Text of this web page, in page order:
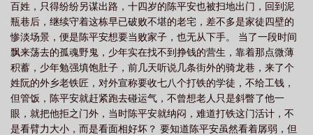
百姓，只得纷纷另谋出路，十四岁的陈平安也被扫地出门，回到泥
瓶巷后，继续守着这栋早已破败不堪的老宅，差不多是家徒四壁的
惨淡场景，便是陈平安想要当败家子，也无从下手。 当了一段时间
飘来荡去的孤魂野鬼，少年实在找不到挣钱的营生，靠着那点微薄
积蓄，少年勉强填饱肚子，前几天听说几条街外的骑龙巷，来了个
姓阮的外乡老铁匠，对外宣称要收七八个打铁的学徒，不给工钱，
但管饭，陈平安就赶紧跑去碰运气，不曾想老人只是斜瞥了他一
眼，就把他拒之门外，当时陈平安就纳闷，难道打铁这门活计，不
是看臂力大小，而是看面相好坏？ 要知道陈平安虽然看着孱弱，但